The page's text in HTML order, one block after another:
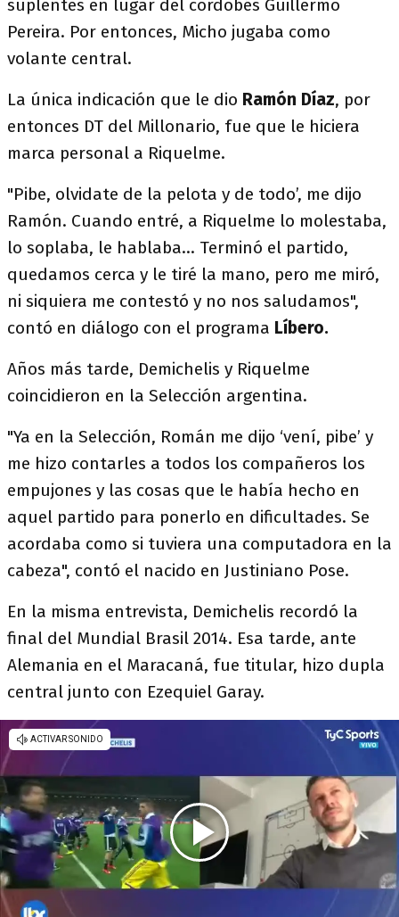
suplentes en lugar del cordobés Guillermo
Pereira. Por entonces, Micho jugaba como
volante central.
La única indicación que le dio Ramón Díaz, por
entonces DT del Millonario, fue que le hiciera
marca personal a Riquelme.
"Pibe, olvidate de la pelota y de todo’, me dijo
Ramón. Cuando entré, a Riquelme lo molestaba,
lo soplaba, le hablaba... Terminó el partido,
quedamos cerca y le tiré la mano, pero me miró,
ni siquiera me contestó y no nos saludamos",
contó en diálogo con el programa Líbero.
Años más tarde, Demichelis y Riquelme
coincidieron en la Selección argentina.
"Ya en la Selección, Román me dijo ‘vení, pibe’ y
me hizo contarles a todos los compañeros los
empujones y las cosas que le había hecho en
aquel partido para ponerlo en dificultades. Se
acordaba como si tuviera una computadora en la
cabeza", contó el nacido en Justiniano Pose.
En la misma entrevista, Demichelis recordó la
final del Mundial Brasil 2014. Esa tarde, ante
Alemania en el Maracaná, fue titular, hizo dupla
central junto con Ezequiel Garay.